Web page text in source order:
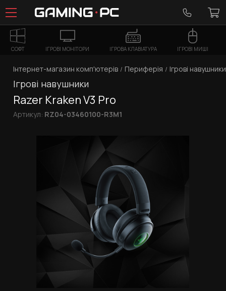
СОФТ ІГРОВІ МОНІТОРИ ІГРОВА КЛАВІАТУРА ІГРОВІ МИШІ
Інтернет-магазин комп'ютерів Периферія Ігрові навушники
Ігрові навушники
Razer Kraken V3 Pro
Артикул: RZ04-03460100-R3M1